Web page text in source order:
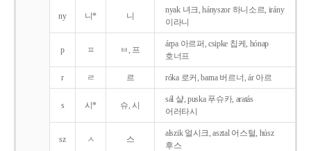
ny 니* 니
nyak 녀크, hányszor 하니소르, irány
이라니
p ㅍ ㅂ, 프
árpa 아르퍼, csipke 칩케, hónap
호너프
r ㄹ 르 róka 로커, barna 버르너, ár 아르
s 시* 슈, 시
sál 샬, puska 푸슈카, aratás
어러타시
sz ㅅ 스
alszik 얼시크, asztal 어스털, húsz
후스